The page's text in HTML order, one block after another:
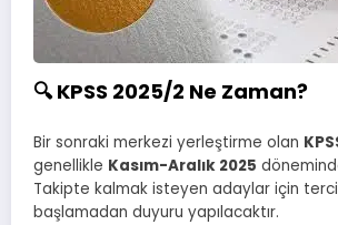
🔍KPSS 2025/2 Ne Zaman?
Bir sonraki merkezi yerleştirme olan
genellikle Kasım-Aralık 2025
Takipte kalmak isteyen adaylar için
başlamadan duyuru yapılacaktır.